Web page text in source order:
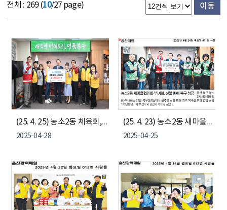
전체 : 269 (10/27 page) 이동
(25. 4. 25) 농소2동 체육회, 울주 산불피해 긴급 성금 지원
2025-04-28
(25. 4. 23) 농소2동 새마을협의회&부녀회, 울주 산불피해 긴급 성금 지원
2025-04-25